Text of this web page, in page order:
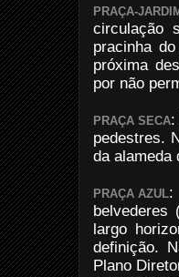
PRAÇA-
circulação
pracinha
próxima
por não
PRAÇA SECA:
pedestres.
da alameda
PRAÇA AZUL:
belvederes
largo
definição.
Plano